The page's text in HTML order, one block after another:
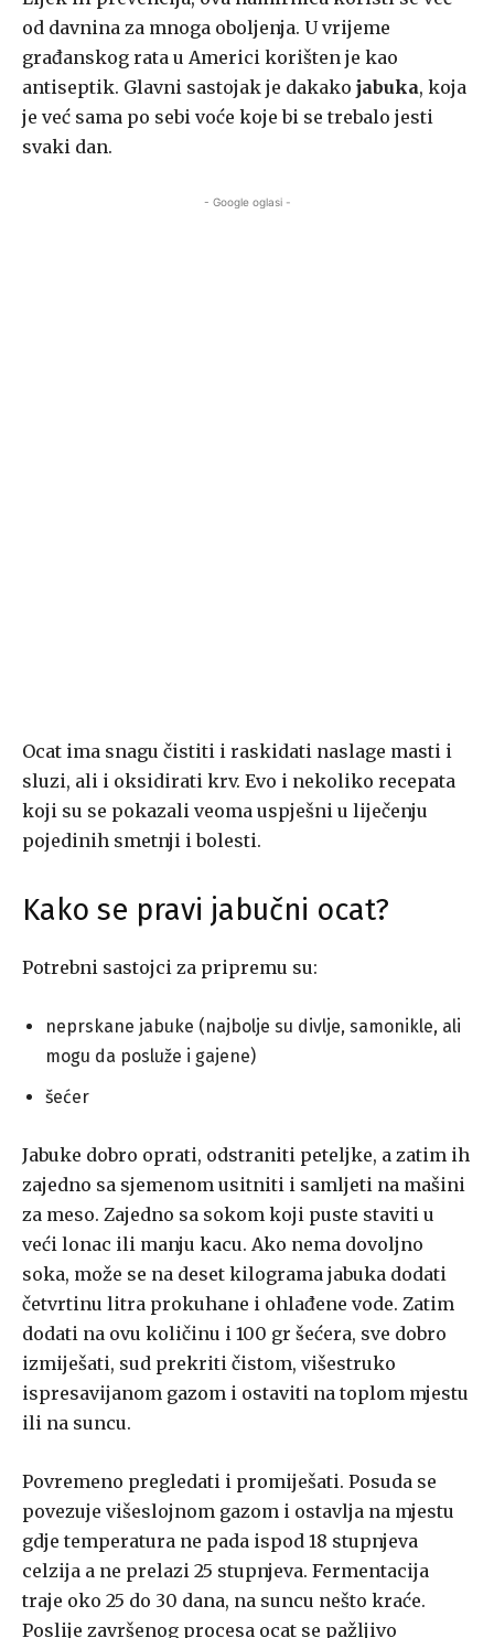
od davnina za mnoga oboljenja. U vrijeme
građanskog rata u Americi korišten je kao
antiseptik. Glavni sastojak je dakako jabuka, koja
je već sama po sebi voće koje bi se trebalo jesti
svaki dan.
- Google oglasi -
Ocat ima snagu čistiti i raskidati naslage masti i
sluzi, ali i oksidirati krv. Evo i nekoliko recepata
koji su se pokazali veoma uspješni u liječenju
pojedinih smetnji i bolesti.
Kako se pravi jabučni ocat?
Potrebni sastojci za pripremu su:
neprskane jabuke (najbolje su divlje, samonikle, ali
mogu da posluže i gajene)
šećer
Jabuke dobro oprati, odstraniti peteljke, a zatim ih
zajedno sa sjemenom usitniti i samljeti na mašini
za meso. Zajedno sa sokom koji puste staviti u
veći lonac ili manju kacu. Ako nema dovoljno
soka, može se na deset kilograma jabuka dodati
četvrtinu litra prokuhane i ohlađene vode. Zatim
dodati na ovu količinu i 100 gr šećera, sve dobro
izmiješati, sud prekriti čistom, višestruko
ispresavijanom gazom i ostaviti na toplom mjestu
ili na suncu.
Povremeno pregledati i promiješati. Posuda se
povezuje višeslojnom gazom i ostavlja na mjestu
gdje temperatura ne pada ispod 18 stupnjeva
celzija a ne prelazi 25 stupnjeva. Fermentacija
traje oko 25 do 30 dana, na suncu nešto kraće.
Poslije završenog procesa ocat se pažljivo